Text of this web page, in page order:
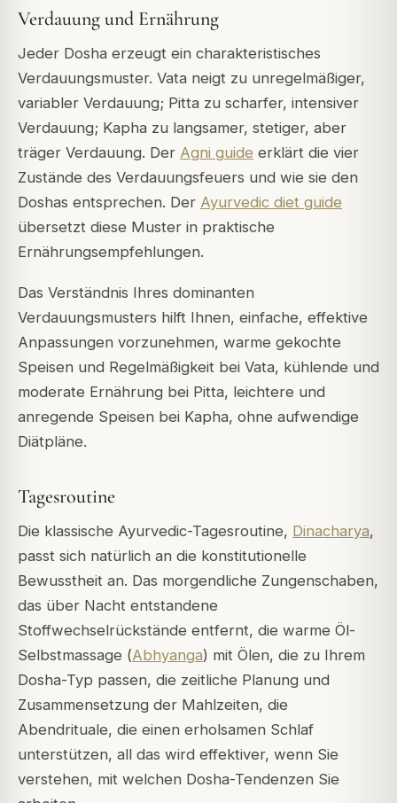
Verdauung und Ernährung
Jeder Dosha erzeugt ein charakteristisches
Verdauungsmuster. Vata neigt zu unregelmäßiger,
variabler Verdauung; Pitta zu scharfer, intensiver
Verdauung; Kapha zu langsamer, stetiger, aber
träger Verdauung. Der Agni guide erklärt die vier
Zustände des Verdauungsfeuers und wie sie den
Doshas entsprechen. Der Ayurvedic diet guide
übersetzt diese Muster in praktische
Ernährungsempfehlungen.
Das Verständnis Ihres dominanten
Verdauungsmusters hilft Ihnen, einfache, effektive
Anpassungen vorzunehmen, warme gekochte
Speisen und Regelmäßigkeit bei Vata, kühlende und
moderate Ernährung bei Pitta, leichtere und
anregende Speisen bei Kapha, ohne aufwendige
Diätpläne.
Tagesroutine
Die klassische Ayurvedic-Tagesroutine, Dinacharya,
passt sich natürlich an die konstitutionelle
Bewusstheit an. Das morgendliche Zungenschaben,
das über Nacht entstandene
Stoffwechselrückstände entfernt, die warme Öl-
Selbstmassage (Abhyanga) mit Ölen, die zu Ihrem
Dosha-Typ passen, die zeitliche Planung und
Zusammensetzung der Mahlzeiten, die
Abendrituale, die einen erholsamen Schlaf
unterstützen, all das wird effektiver, wenn Sie
verstehen, mit welchen Dosha-Tendenzen Sie